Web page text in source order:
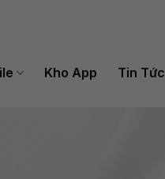
Kho App Tin Tức